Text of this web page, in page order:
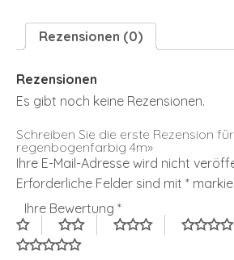
Rezensionen (0)
Rezensionen
Es gibt noch keine Rezensionen.
Schreiben Sie die erste Rezension
regenbogenfarbig 4m»
Ihre E-Mail-Adresse wird nicht
Erforderliche Felder sind mit *
Ihre Bewertung *